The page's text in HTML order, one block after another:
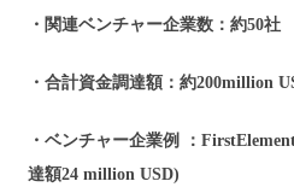
・関連ベンチャー企業数：約50社
・合計資金調達額：約200million
・ベンチャー企業例 ：
達額24 million USD)